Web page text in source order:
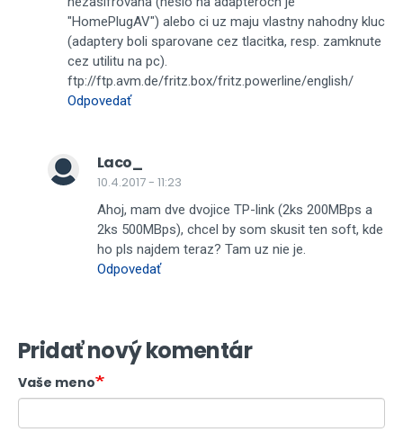
"HomePlugAV") alebo ci uz maju vlastny nahodny kluc
(adaptery boli sparovane cez tlacitka, resp. zamknute
cez utilitu na pc).
ftp://ftp.avm.de/fritz.box/fritz.powerline/english/
Odpovedať
Laco_
10.4.2017 - 11:23
Ahoj, mam dve dvojice TP-link (2ks 200MBps a
2ks 500MBps), chcel by som skusit ten soft, kde
ho pls najdem teraz? Tam uz nie je.
Odpovedať
Pridať nový komentár
Vaše meno